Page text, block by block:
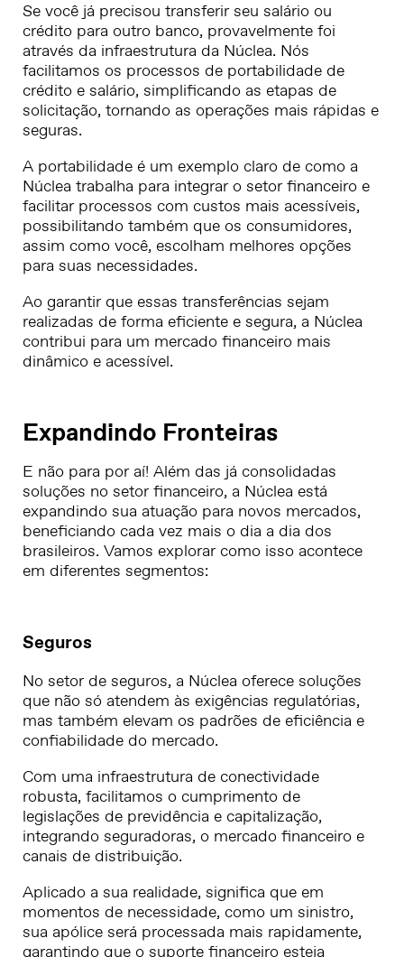
Se você já precisou transferir seu salário ou
crédito para outro banco, provavelmente foi
através da infraestrutura da Núclea. Nós
facilitamos os processos de portabilidade de
crédito e salário, simplificando as etapas de
solicitação, tornando as operações mais rápidas e
seguras.
A portabilidade é um exemplo claro de como a
Núclea trabalha para integrar o setor financeiro e
facilitar processos com custos mais acessíveis,
possibilitando também que os consumidores,
assim como você, escolham melhores opções
para suas necessidades.
Ao garantir que essas transferências sejam
realizadas de forma eficiente e segura, a Núclea
contribui para um mercado financeiro mais
dinâmico e acessível.
Expandindo Fronteiras
E não para por aí! Além das já consolidadas
soluções no setor financeiro, a Núclea está
expandindo sua atuação para novos mercados,
beneficiando cada vez mais o dia a dia dos
brasileiros. Vamos explorar como isso acontece
em diferentes segmentos:
Seguros
No setor de seguros, a Núclea oferece soluções
que não só atendem às exigências regulatórias,
mas também elevam os padrões de eficiência e
confiabilidade do mercado.
Com uma infraestrutura de conectividade
robusta, facilitamos o cumprimento de
legislações de previdência e capitalização,
integrando seguradoras, o mercado financeiro e
canais de distribuição.
Aplicado a sua realidade, significa que em
momentos de necessidade, como um sinistro,
sua apólice será processada mais rapidamente,
garantindo que o suporte financeiro esteja